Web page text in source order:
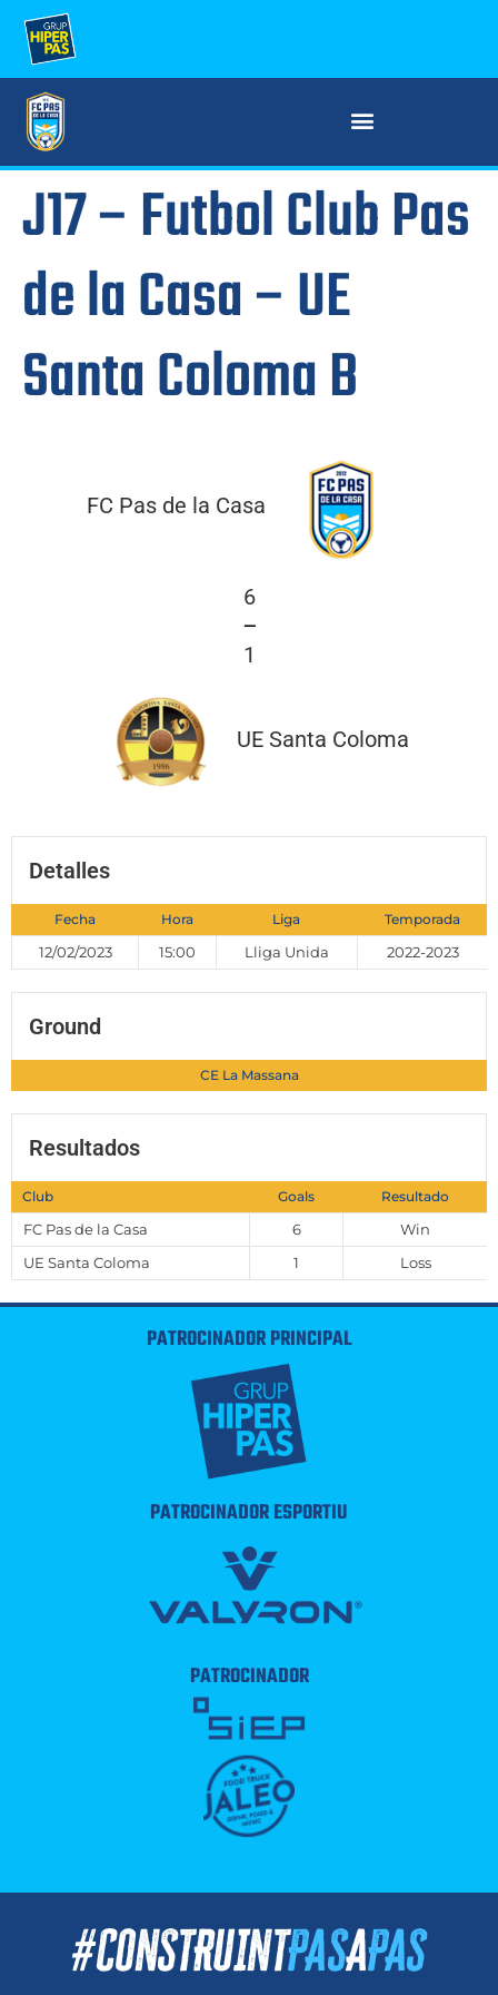
J17 – Futbol Club Pas
de la Casa – UE
Santa Coloma B
FC Pas de la Casa
6
—
1
UE Santa Coloma
Detalles
Fecha Hora Liga Temporada
12/02/2023 15:00 Lliga Unida 2022-2023
Ground
CE La Massana
Resultados
Club Goals Resultado
FC Pas de la Casa 6
Win
UE Santa Coloma
1 Loss
PATROCINADOR PRINCIPAL
PATROCINADOR ESPORTIU
PATROCINADOR